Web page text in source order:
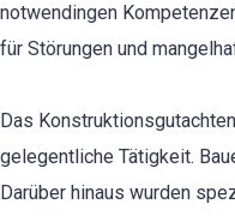
notwendingen
für Störungen und
Das
gelegentliche Tätigkeit.
Darüber hinaus wurden